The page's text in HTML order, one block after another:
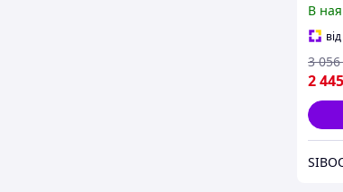
В
від
2 445
3 056